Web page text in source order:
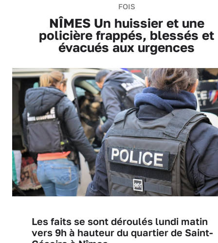
FOIS
NÎMES Un huissier et une
policière frappés, blessés et
évacués aux urgences
Les faits se sont déroulés lundi matin
vers 9h à hauteur du quartier de Saint-